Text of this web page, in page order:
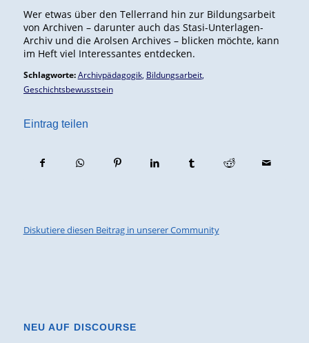
Wer etwas über den Tellerrand hin zur Bildungsarbeit
von Archiven – darunter auch das Stasi-Unterlagen-
Archiv und die Arolsen Archives – blicken möchte, kann
im Heft viel Interessantes entdecken.
Schlagworte: Archivpädagogik, Bildungsarbeit,
Geschichtsbewusstsein
Eintrag teilen
Diskutiere diesen Beitrag in unserer Community
NEU AUF DISCOURSE